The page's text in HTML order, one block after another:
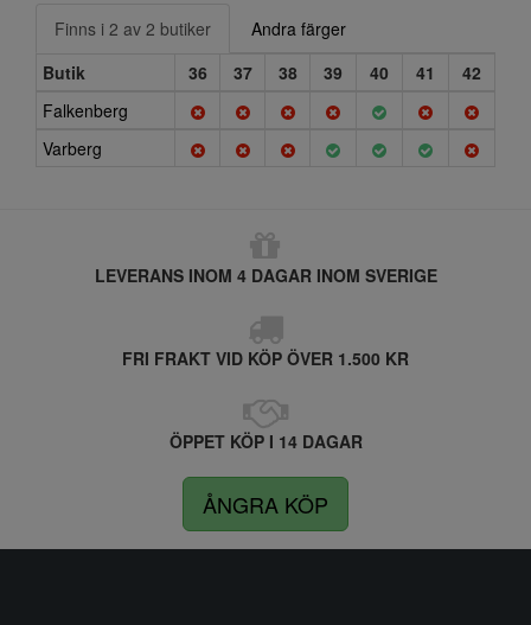
Finns i 2 av 2 butiker
Andra färger
Butik
36 37 38 39 40 41
42
Falkenberg
Varberg
LEVERANS INOM 4 DAGAR INOM SVERIGE
FRI FRAKT VID KÖP ÖVER 1.500 KR
ÖPPET KÖP I 14 DAGAR
ÅNGRA KÖP